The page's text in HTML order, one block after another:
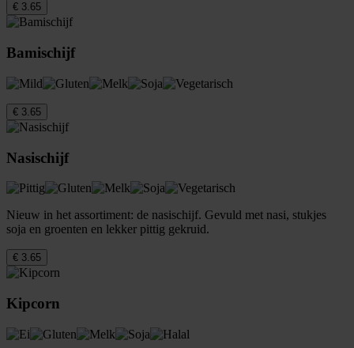
€ 3.65
Bamischijf
€ 3.65
Nasischijf
Nieuw in het assortiment: de nasischijf. Gevuld met nasi, stukjes
soja en groenten en lekker pittig gekruid.
€ 3.65
Kipcorn